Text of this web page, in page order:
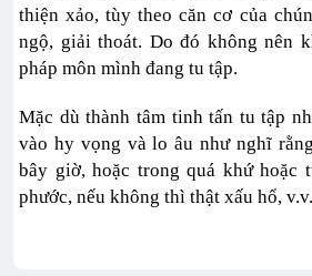
thiện xảo, tùy theo căn cơ của
ngộ, giải thoát. Do đó không nên
pháp môn mình đang tu tập.
Mặc dù thành tâm tinh tấn tu tập
vào hy vọng và lo âu như nghĩ
bây giờ, hoặc trong quá khứ hoặc
phước, nếu không thì thật xấu hổ,